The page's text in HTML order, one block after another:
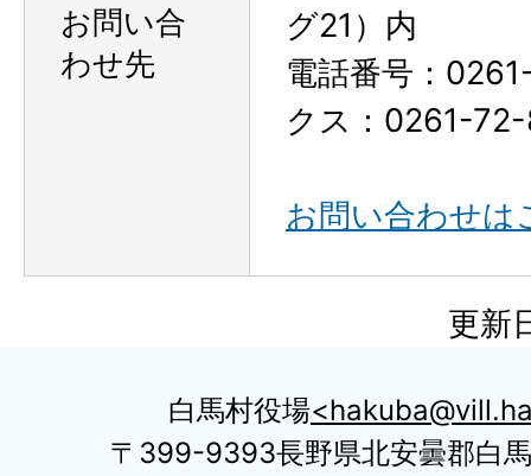
お問い合
わせ先
グ21）内
電話番号：
クス：0261-
お問い合わせは
更新
白馬村役場
〒399-9393長野県北安曇郡白